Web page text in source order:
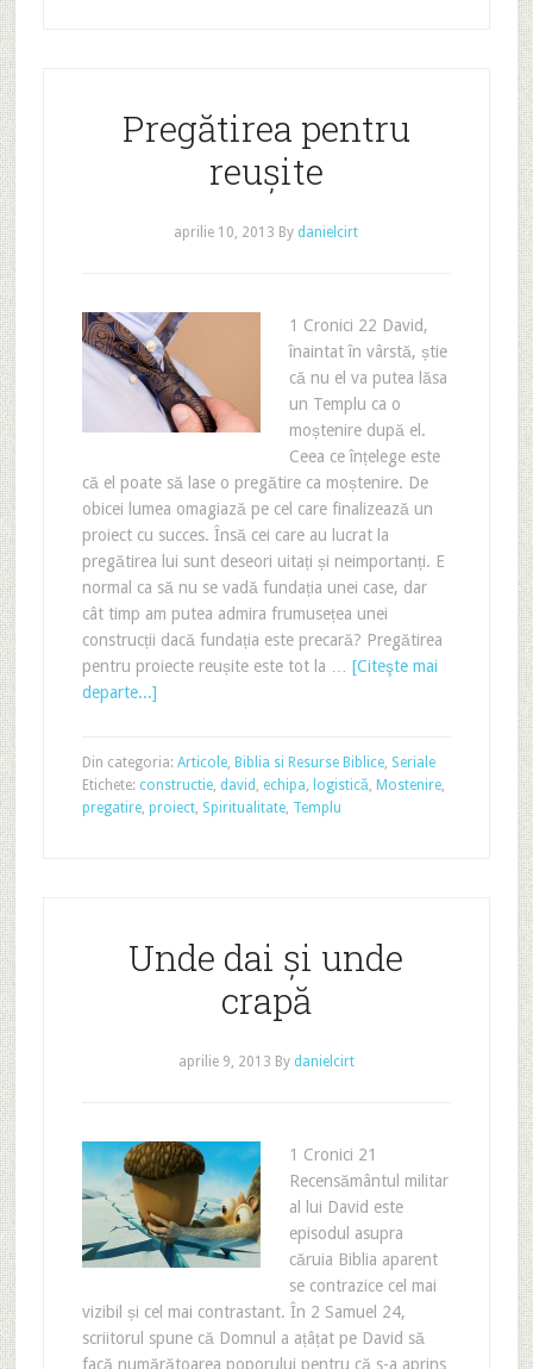
Pregătirea pentru
reușite
aprilie 10, 2013 By danielcirt
1 Cronici 22 David,
înaintat în vârstă, știe
că nu el va putea lăsa
un Templu ca o
moștenire după el.
Ceea ce înțelege este
că el poate să lase o pregătire ca moștenire. De
obicei lumea omagiază pe cel care finalizează un
proiect cu succes. Însă cei care au lucrat la
pregătirea lui sunt deseori uitați și neimportanți. E
normal ca să nu se vadă fundația unei case, dar
cât timp am putea admira frumusețea unei
construcții dacă fundația este precară? Pregătirea
pentru proiecte reușite este tot la … [Citeşte mai
departe...]
Din categoria: Articole, Biblia si Resurse Biblice, Seriale
Etichete: constructie, david , echipa, logistică, Mostenire,
pregatire, proiect, Spiritualitate, Templu
Unde dai și unde
crapă
aprilie 9, 2013 By danielcirt
1 Cronici 21
Recensământul militar
al lui David este
episodul asupra
căruia Biblia aparent
se contrazice cel mai
vizibil și cel mai contrastant. În 2 Samuel 24,
scriitorul spune că Domnul a ațâțat pe David să
facă numărătoarea poporului pentru că s-a aprins